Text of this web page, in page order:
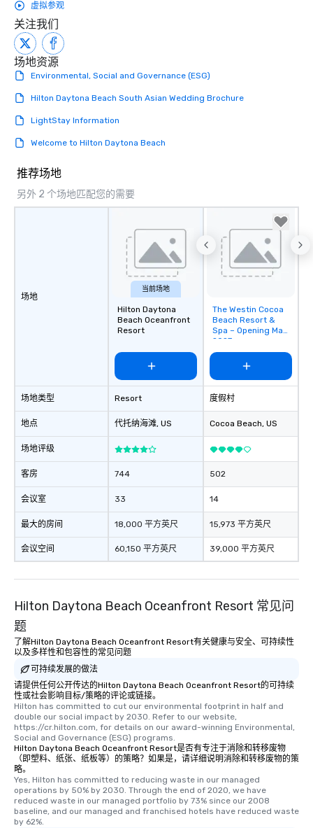
虚拟参观
关注我们
场地资源
Environmental, Social and Governance (ESG)
Hilton Daytona Beach South Asian Wedding Brochure
LightStay Information
Welcome to Hilton Daytona Beach
推荐场地
另外 2 个场地匹配您的需要
场地
场地类型
地点
场地评级
客房
会议室
最大的房间
会议空间
当前场地
Hilton Daytona
Beach Oceanfront
Resort
Resort
代托纳海滩, US
744
33
18,000 平方英尺
60,150 平方英尺
Removed from
favorites
The Westin Cocoa
Beach Resort &
Spa – Opening May
2027
度假村
Cocoa Beach, US
502
14
15,973 平方英尺
39,000 平方英尺
Hilton Daytona Beach Oceanfront Resort 常见问
题
了解Hilton Daytona Beach Oceanfront Resort有关健康与安全、可持续性
以及多样性和包容性的常见问题
可持续发展的做法
请提供任何公开传达的Hilton Daytona Beach Oceanfront Resort的可持续
性或社会影响目标/策略的评论或链接。
Hilton has committed to cut our environmental footprint in half and
double our social impact by 2030. Refer to our website,
https://cr.hilton.com, for details on our award-winning Environmental,
Social and Governance (ESG) programs.
Hilton Daytona Beach Oceanfront Resort是否有专注于消除和转移废物
（即塑料、纸张、纸板等）的策略？如果是，请详细说明消除和转移废物的策
略。
Yes, Hilton has committed to reducing waste in our managed
operations by 50% by 2030. Through the end of 2020, we have
reduced waste in our managed portfolio by 73% since our 2008
baseline, and our managed and franchised hotels have reduced waste
by 62%.